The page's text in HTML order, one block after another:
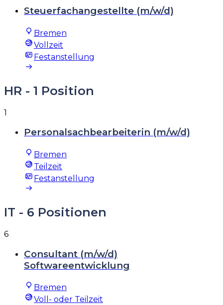
Steuerfachangestellte (m/w/d)
Bremen
Vollzeit
Festanstellung
HR - 1 Position
1
Personalsachbearbeiterin (m/w/d)
Bremen
Teilzeit
Festanstellung
IT - 6 Positionen
6
Consultant (m/w/d)
Softwareentwicklung
Bremen
Voll- oder Teilzeit